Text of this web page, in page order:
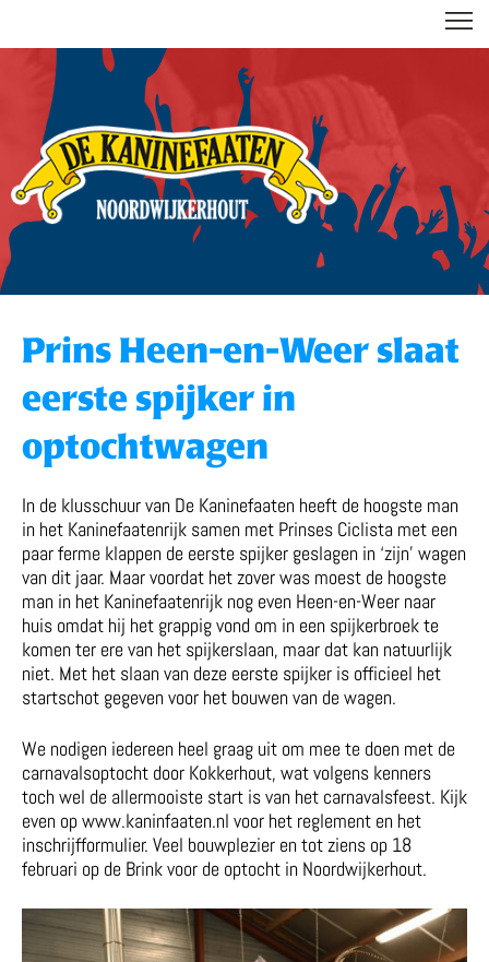
Prins Heen-en-Weer slaat
eerste spijker in
optochtwagen
In de klusschuur van De Kaninefaaten heeft de hoogste man
in het Kaninefaatenrijk samen met Prinses Ciclista met een
paar ferme klappen de eerste spijker geslagen in ‘zijn’ wagen
van dit jaar. Maar voordat het zover was moest de hoogste
man in het Kaninefaatenrijk nog even Heen-en-Weer naar
huis omdat hij het grappig vond om in een spijkerbroek te
komen ter ere van het spijkerslaan, maar dat kan natuurlijk
niet. Met het slaan van deze eerste spijker is officieel het
startschot gegeven voor het bouwen van de wagen.
We nodigen iedereen heel graag uit om mee te doen met de
carnavalsoptocht door Kokkerhout, wat volgens kenners
toch wel de allermooiste start is van het carnavalsfeest. Kijk
even op www.kaninfaaten.nl voor het reglement en het
inschrijfformulier. Veel bouwplezier en tot ziens op 18
februari op de Brink voor de optocht in Noordwijkerhout.